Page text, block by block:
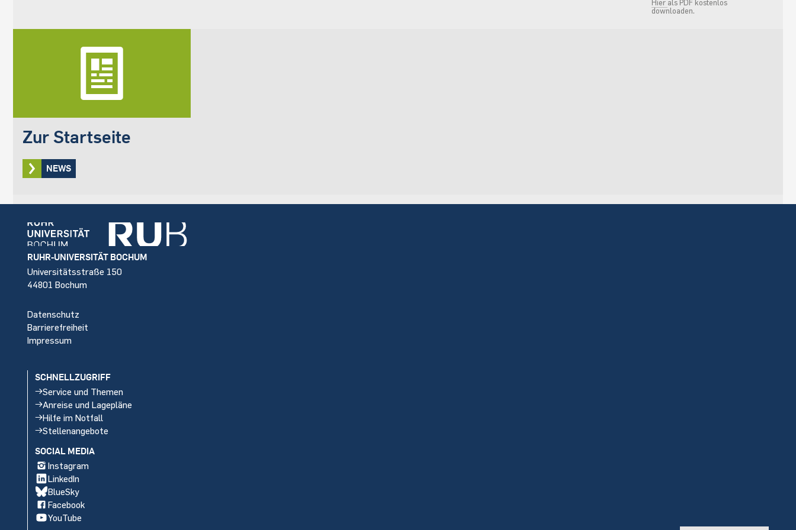
Hier als PDF kostenlos
downloaden.
Zur Startseite
NEWS
Footer
RUHR-UNIVERSITÄT BOCHUM
Universitätsstraße 150
44801 Bochum
Datenschutz
Barrierefreiheit
Impressum
SCHNELLZUGRIFF
Service und Themen
Anreise und Lagepläne
Hilfe im Notfall
Stellenangebote
SOCIAL MEDIA
Instagram
LinkedIn
BlueSky
Facebook
YouTube